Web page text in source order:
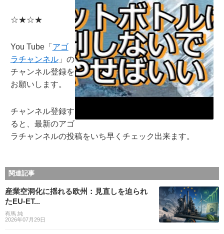
☆★☆★
You Tube「 アゴ
ラチャンネル」の
チャンネル登録を
お願いします。
チャンネル登録す
ると、最新のアゴ
ラチャンネルの投稿をいち早くチェック出来ます。
関連記事
産業空洞化に揺れる欧州：見直しを迫られ
たEU-ET...
有馬 純
2026年07月29日